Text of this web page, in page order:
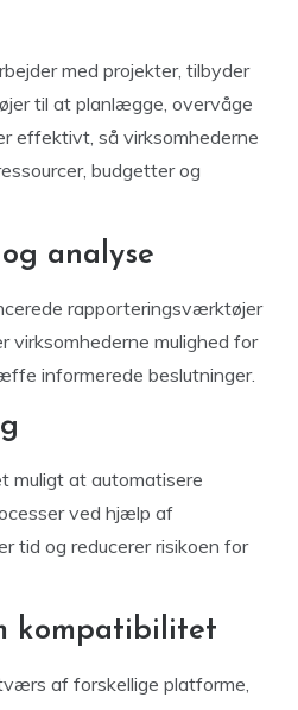
med projekter, tilbyder
til at planlægge, overvåge
effektivt, så virksomhederne
budgetter og
analyse
rapporteringsværktøjer
virksomhederne mulighed for
informerede beslutninger.
muligt at automatisere
ved hjælp af
tid og reducerer risikoen for
kompatibilitet
af forskellige platforme,